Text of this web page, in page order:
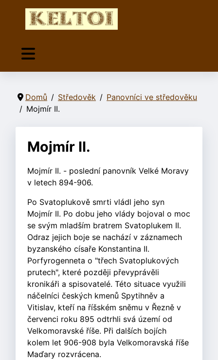
Domů Středověk
Panovníci ve středověku
Mojmír II.
Mojmír II.
Mojmír II. - poslední panovník Velké Moravy
v letech 894-906.
Po Svatoplukově smrti vládl jeho syn
Mojmír II. Po dobu jeho vlády bojoval o moc
se svým mladším bratrem Svatoplukem II.
Odraz jejich boje se nachází v záznamech
byzanského císaře Konstantina II.
Porfyrogenneta o "třech Svatoplukových
prutech", které později převyprávěli
kronikáři a spisovatelé. Této situace využili
náčelníci českých kmenů Spytihněv a
Vitislav, kteří na říšském sněmu v Řezně v
červenci roku 895 odtrhli svá území od
Velkomoravské říše. Při dalších bojích
kolem let 906-908 byla Velkomoravská říše
Maďary rozvrácena.